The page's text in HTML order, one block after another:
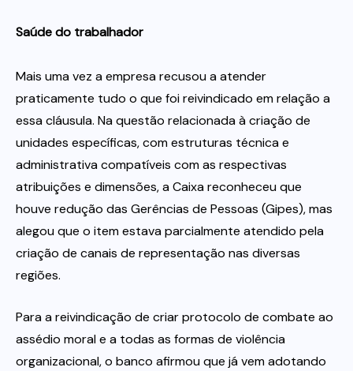
Saúde do trabalhador
Mais uma vez a empresa recusou a atender
praticamente tudo o que foi reivindicado em relação a
essa cláusula. Na questão relacionada à criação de
unidades específicas, com estruturas técnica e
administrativa compatíveis com as respectivas
atribuições e dimensões, a Caixa reconheceu que
houve redução das Gerências de Pessoas (Gipes), mas
alegou que o item estava parcialmente atendido pela
criação de canais de representação nas diversas
regiões.
Para a reivindicação de criar protocolo de combate ao
assédio moral e a todas as formas de violência
organizacional, o banco afirmou que já vem adotando